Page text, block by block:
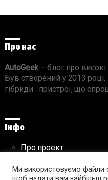
Про нас
AutoGeek– блог про високі
Був створений у 2013
гібриди і пристрої, що
Інфо
Про проект
Правила використання
Ми використовуємо файли
щоб надати вам найбільш